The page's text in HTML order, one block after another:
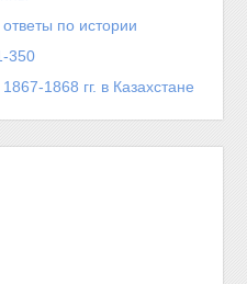
по истории
350
1868 гг. в Казахстане